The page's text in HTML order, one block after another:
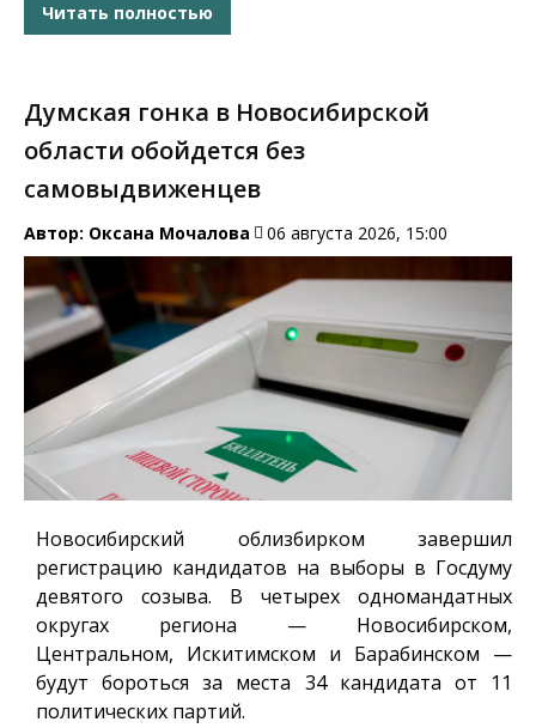
Читать полностью
Думская гонка в Новосибирской
области обойдется без
самовыдвиженцев
Автор: Оксана Мочалова 06 августа 2026, 15:00
Новосибирский облизбирком завершил
регистрацию кандидатов на выборы в Госдуму
девятого созыва. В четырех одномандатных
округах региона — Новосибирском,
Центральном, Искитимском и Барабинском —
будут бороться за места 34 кандидата от 11
политических партий.